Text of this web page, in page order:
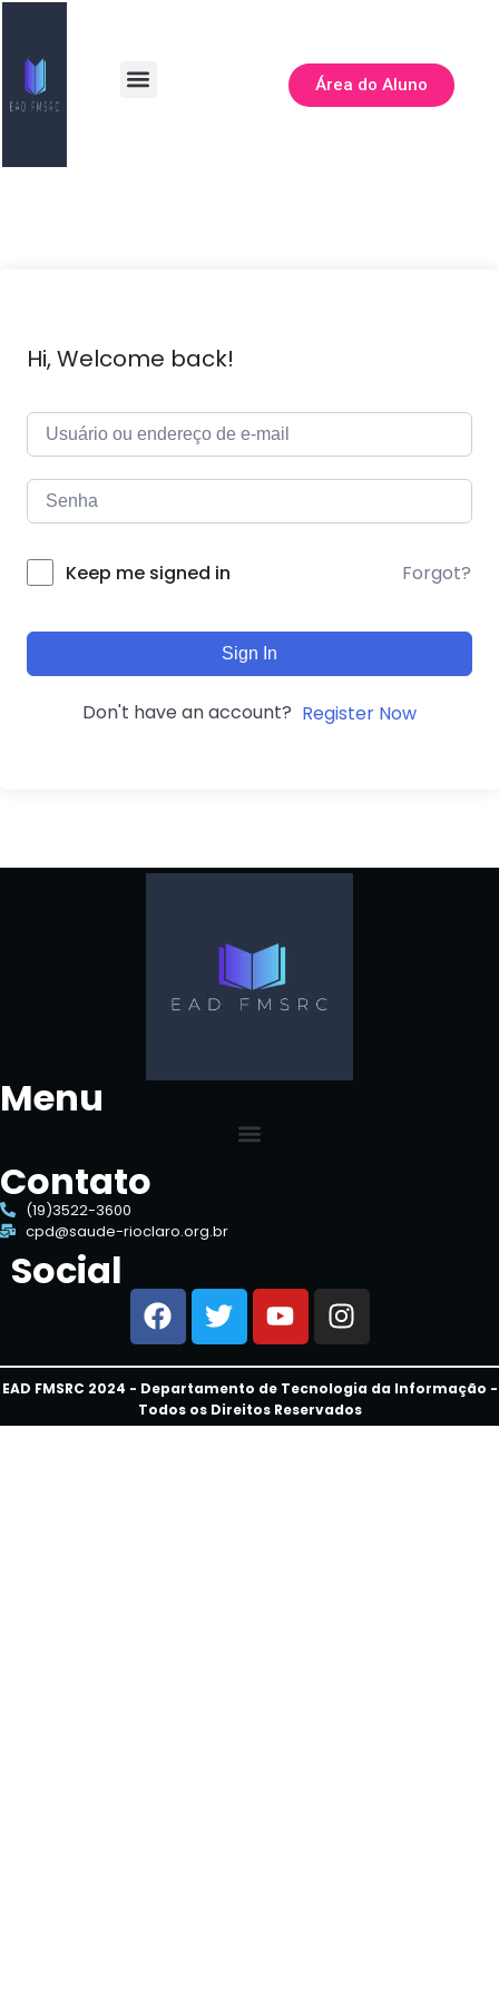
Área do Aluno
Hi, Welcome back!
Keep me signed in Forgot?
Sign In
Don't have an account? Register Now
Menu
Contato
(19)3522-3600
cpd@saude-rioclaro.org.br
Social
EAD FMSRC 2024 - Departamento de Tecnologia da Informação -
Todos os Direitos Reservados